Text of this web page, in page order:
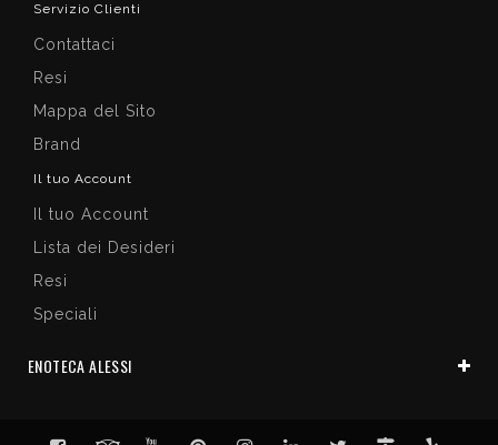
Servizio Clienti
Contattaci
Resi
Mappa del Sito
Brand
Il tuo Account
Il tuo Account
Lista dei Desideri
Resi
Speciali
ENOTECA ALESSI